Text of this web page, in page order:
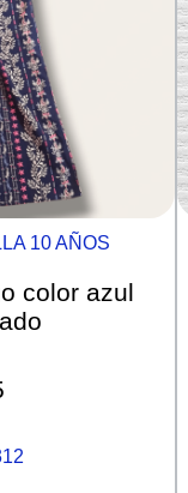
10 AÑOS
color azul